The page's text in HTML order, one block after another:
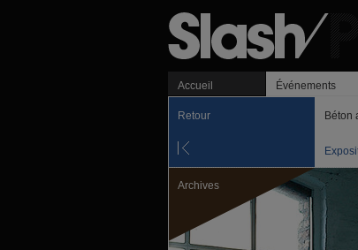
Accueil Événements
Retour Béton
Archives